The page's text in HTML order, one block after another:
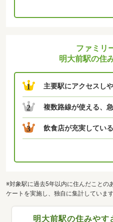
ファミリ
明大前駅の住
1 主要駅にアクセスし
2 複数路線が使える、
3 飲食店が充実している
※対象駅に過去5年以内に住んだことの
ケートを実施し、独自に集計しています
明大前駅の住みやす